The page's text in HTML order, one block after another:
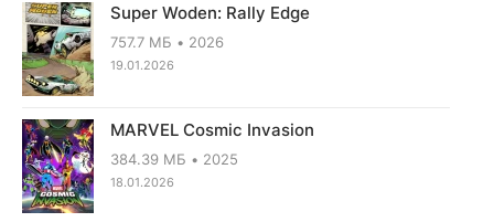
Super Woden: Rally Edge
757.7 МБ 2026
19.01.2026
MARVEL Cosmic Invasion
384.39 МБ 2025
18.01.2026